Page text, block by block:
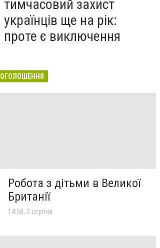
тимчасовий захист
українців ще на рік:
проте є виключення
ОГОЛОШЕННЯ
Робота з дітьми в Великої
Британії
14:50, 2 серпня